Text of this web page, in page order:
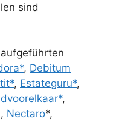
sind
, Debitum
, Estateguru*,
,
, Nectaro*,